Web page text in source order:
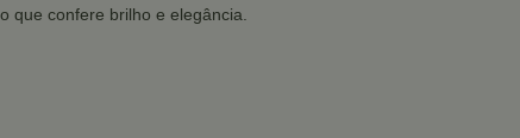
que confere brilho e elegância.